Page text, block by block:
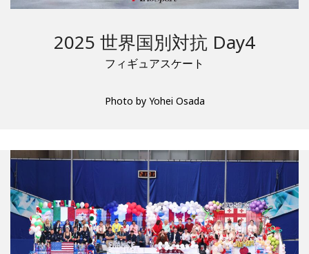
2025 世界国別対抗 Day4
フィギュアスケート
Photo by Yohei Osada